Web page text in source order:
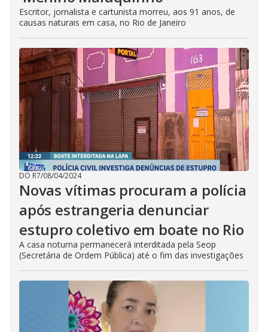
Escritor, jornalista e cartunista morreu, aos 91 anos, de
causas naturais em casa, no Rio de Janeiro
DO R7/08/04/2024
Novas vítimas procuram a polícia
após estrangeria denunciar
estupro coletivo em boate no Rio
A casa noturna permanecerá interditada pela Seop
(Secretária de Ordem Pública) até o fim das investigações